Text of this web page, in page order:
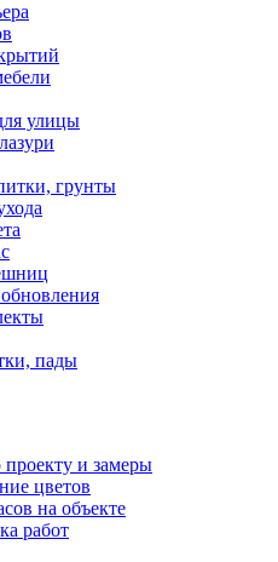
улицы
грунты
пады
и замеры
цветов
на объекте
работ